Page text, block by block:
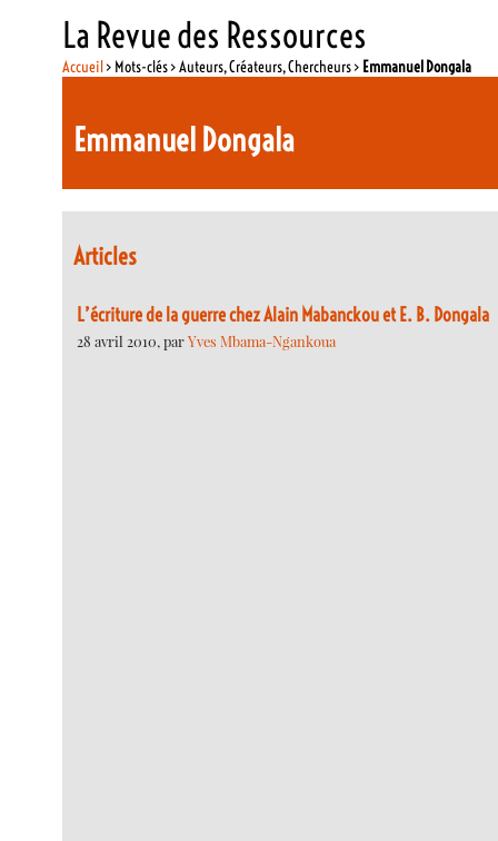
La Revue des Ressources
Accueil> Mots-clés > Auteurs, Créateurs, Chercheurs > Emmanuel Dongala
Emmanuel Dongala
Articles
L’écriture de la guerre chez Alain Mabanckou et E. B. Dongala
28 avril 2010, parYves Mbama-Ngankoua